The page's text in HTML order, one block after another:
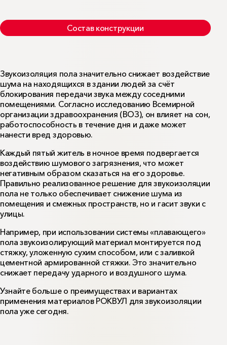
Состав конструкции
для здоровья и самочувствия людей. Согласно
исследованию Всемирной организации
здравоохранения (ВОЗ), оно влияет на сон,
работоспособность в течение дня и даже может
нанести вред здоровью.
1 Плита перекрытия.
Звукоизоляционные плиты
БАТТС И
3 Вставки из плитФЛОР БАТТС/ФЛОР БАТТС И
4
Сборная стяжка (из двух слоёв листовых
материалов — фанеры, ОСП и т. д.) вразбежку с
соединением.
5 Покрытие пола.
Звукоизоляция пола значительно снижает воздействие
шума на находящихся в здании людей за счёт
блокирования передачи звука между соседними
помещениями. Согласно исследованию Всемирной
организации здравоохранения (ВОЗ), он влияет на сон,
работоспособность в течение дня и даже может
нанести вред здоровью.
Каждый пятый житель в ночное время подвергается
воздействию шумового загрязнения, что может
негативным образом сказаться на его здоровье.
Правильно реализованное решение для звукоизоляции
пола не только обеспечивает снижение шума из
помещения и смежных пространств, но и гасит звуки с
улицы.
Например, при использовании системы «плавающего»
пола звукоизолирующий материал монтируется под
стяжку, уложенную сухим способом, или с заливкой
цементной армированной стяжки. Это значительно
снижает передачу ударного и воздушного шума.
Узнайте больше о преимуществах и вариантах
применения материалов РОКВУЛ для звукоизоляции
пола уже сегодня.